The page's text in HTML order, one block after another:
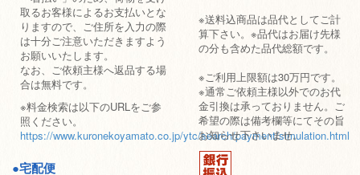
取るお客様によるお支払いとな
りますので、ご住所を入力の際
は十分ご注意いただきますよう
お願いいたします。
なお、ご依頼主様へ返品する場
合は無料です。
※料金検索は以下のURLをご参
照ください。
https://www.kuronekoyamato.co.jp/ytc/search/payment/simulation.html
●宅配便
※送料込商品は品代としてご計
算下さい。※品代はお届け先様
の分も含めた品代総額です。
※ご利用上限額は30万円です。
※通常ご依頼主様以外でのお代
金引換は承っておりません。ご
希望の際は備考欄等にてその旨
お知らせ下さいませ。